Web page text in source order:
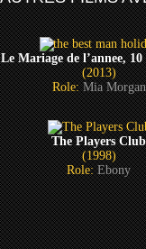
Le Mariage de l’annee, 10
(2013)
Role:Mia Morgan
The Players Club
(1998)
Role:Ebony